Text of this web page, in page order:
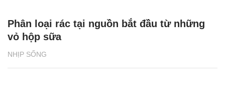
NHỊP SỐNG
Phân loại rác tại nguồn bắt đầu từ những
vỏ hộp sữa